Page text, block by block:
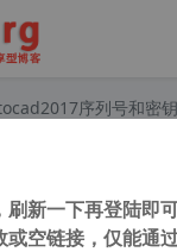
序列号和密
新一下再登陆即
空链接，仅能通